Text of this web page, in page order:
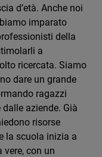
d’età. Anche noi
imparato
della
a
ricercata. Siamo
dare un grande
ragazzi
aziende. Già
risorse
la scuola inizia a
con un